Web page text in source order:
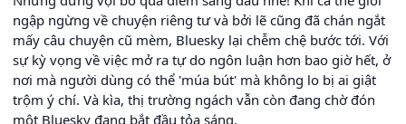
ngập ngừng về chuyện riêng tư và bởi lẽ cũng đã chán ngắt
mấy câu chuyện cũ mèm, Bluesky lại chễm chệ bước tới. Với
sự kỳ vọng về việc mở ra tự do ngôn luận hơn bao giờ hết, ở
nơi mà người dùng có thể 'múa bút' mà không lo bị ai giật
trộm ý chí. Và kìa, thị trường ngách vẫn còn đang chờ đón
một Bluesky đang bắt đầu tỏa sáng.